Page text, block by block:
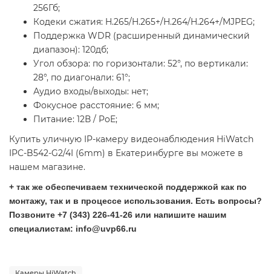
256Гб;
Кодеки сжатия: H.265/H.265+/H.264/H.264+/MJPEG;
Поддержка WDR (расширенный динамический
диапазон): 120дб;
Угол обзора: по горизонтали: 52°, по вертикали:
28°, по диагонали: 61°;
Аудио входы/выходы: нет;
Фокусное расстояние: 6 мм;
Питание: 12В / PoE;
Купить уличную IP-камеру видеонаблюдения HiWatch
IPC-B542-G2/4I (6mm) в Екатеринбурге вы можете в
нашем магазине.
+ так же обеспечиваем технической поддержкой как по
монтажу, так и в процессе использования. Есть вопросы?
Позвоните +7 (343) 226-41-26 или напишите нашим
специалистам: info@uvp66.ru